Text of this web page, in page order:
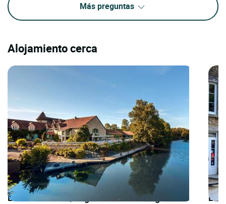
Más preguntas
Alojamiento cerca
LOGIS HOTELS | Logis Hôtel les Etangs de